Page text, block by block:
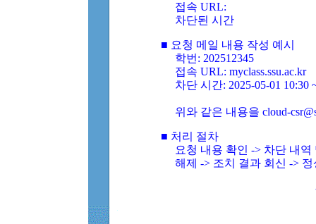
접속 URL:
차단된 시간
■ 요청 메일 내용 작성 예시
학번: 202512345
접속 URL: myclass.ssu.ac.kr
차단 시간: 2025-05-01 10:30
위와 같은 내용을 cloud-
■ 처리 절차
요청 내용 확인 -> 차단 내
해제 -> 조치 결과 회신 ->